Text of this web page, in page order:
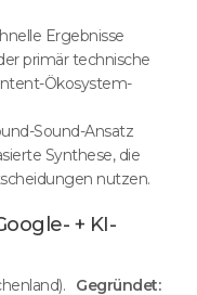
Ergebnisse
primär technische
Ökosystem-
Sound-Ansatz
Synthese, die
nutzen.
+ KI-
Gegründet: